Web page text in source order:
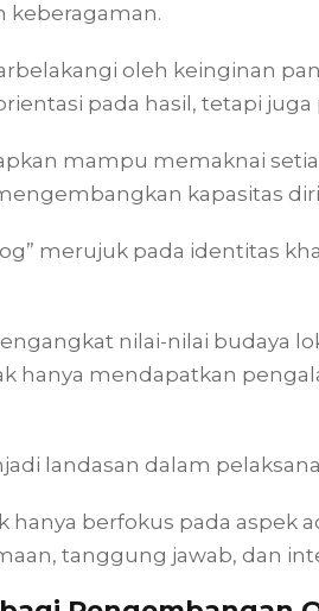
keberagaman.
oleh keinginan
pada hasil, tetapi juga
mampu memaknai
kapasitas
merujuk pada identitas
nilai-nilai budaya
hanya mendapatkan
landasan dalam
hanya berfokus pada aspek
tanggung jawab, dan